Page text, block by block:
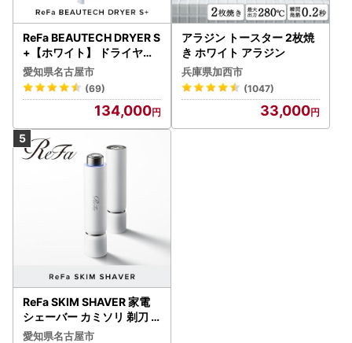
ReFa BEAUTECH DRYER S
+【ホワイト】 ドライヤー
美容 家電 ドライヤー リフ
ァ
愛知県名古屋市
(69)
134,000
アラジン トースター 2枚焼
き ホワイト アラジン
兵庫県加西市
(1047)
33,000
ReFa SKIM SHAVER 家電
シェーバー カミソリ 剃刀
シェーバー
愛知県名古屋市